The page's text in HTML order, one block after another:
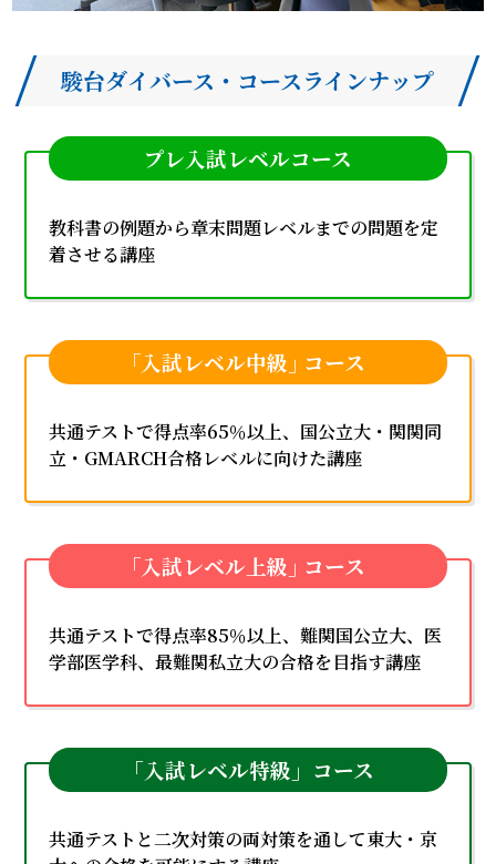
駿台ダイバース・コースラインナップ
プレ入試レベルコース
教科書の例題から章末問題レベルまでの問題を定
着させる講座
｢入試レベル中級｣ コース
共通テストで得点率65％以上、国公立大・関関同
立・GMARCH合格レベルに向けた講座
｢入試レベル上級｣ コース
共通テストで得点率85％以上、難関国公立大、医
学部医学科、最難関私立大の合格を目指す講座
「入試レベル特級」コース
共通テストと二次対策の両対策を通して東大・京